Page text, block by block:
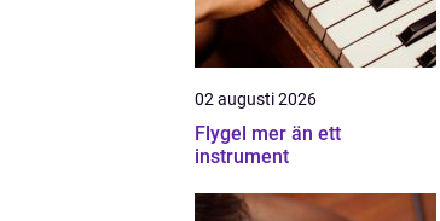
02 augusti 2026
Flygel mer än ett
instrument